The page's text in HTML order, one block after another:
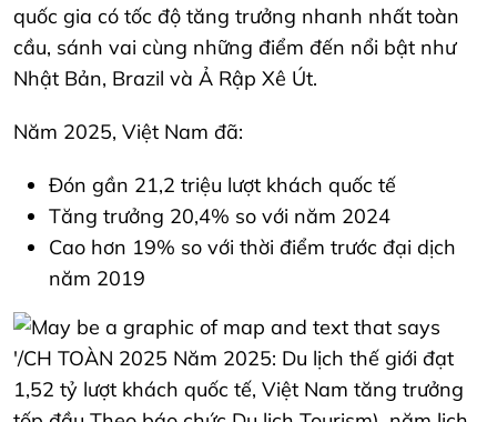
quốc gia có tốc độ tăng trưởng nhanh nhất toàn
cầu, sánh vai cùng những điểm đến nổi bật như
Nhật Bản, Brazil và Ả Rập Xê Út.
Năm 2025, Việt Nam đã:
Đón gần 21,2 triệu lượt khách quốc tế
Tăng trưởng 20,4% so với năm 2024
Cao hơn 19% so với thời điểm trước đại dịch
năm 2019